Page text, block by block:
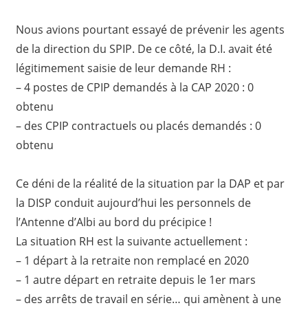
Nous avions pourtant essayé de prévenir les agents
de la direction du SPIP. De ce côté, la D.I. avait été
légitimement saisie de leur demande RH :
– 4 postes de CPIP demandés à la CAP 2020 : 0
obtenu
– des CPIP contractuels ou placés demandés : 0
obtenu
Ce déni de la réalité de la situation par la DAP et par
la DISP conduit aujourd’hui les personnels de
l’Antenne d’Albi au bord du précipice !
La situation RH est la suivante actuellement :
– 1 départ à la retraite non remplacé en 2020
– 1 autre départ en retraite depuis le 1er mars
– des arrêts de travail en série… qui amènent à une